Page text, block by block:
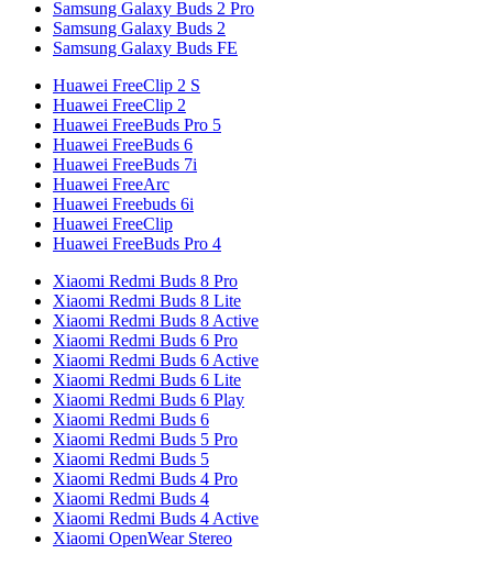
Samsung Galaxy Buds 2 Pro
Samsung Galaxy Buds 2
Samsung Galaxy Buds FE
Huawei FreeClip 2 S
Huawei FreeClip 2
Huawei FreeBuds Pro 5
Huawei FreeBuds 6
Huawei FreeBuds 7i
Huawei FreeArc
Huawei Freebuds 6i
Huawei FreeClip
Huawei FreeBuds Pro 4
Xiaomi Redmi Buds 8 Pro
Xiaomi Redmi Buds 8 Lite
Xiaomi Redmi Buds 8 Active
Xiaomi Redmi Buds 6 Pro
Xiaomi Redmi Buds 6 Active
Xiaomi Redmi Buds 6 Lite
Xiaomi Redmi Buds 6 Play
Xiaomi Redmi Buds 6
Xiaomi Redmi Buds 5 Pro
Xiaomi Redmi Buds 5
Xiaomi Redmi Buds 4 Pro
Xiaomi Redmi Buds 4
Xiaomi Redmi Buds 4 Active
Xiaomi OpenWear Stereo